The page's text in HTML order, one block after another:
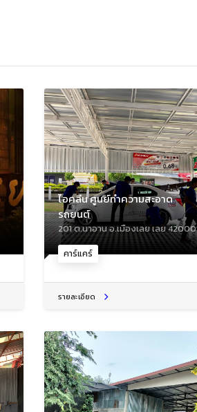
คาร์แคร์
ไอคลีน ศูนย์ทำความสะอาด
รถยนต์
201 ต.นาอาน อ.เมืองเลย เลย 42000
รายละเอียด